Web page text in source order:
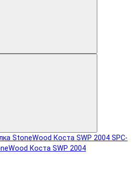
SPC-
Коста SWP 2004